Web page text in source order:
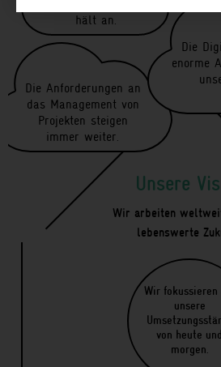
hält an.
Die Anforderungen an
das Management von
Projekten steigen
immer weiter.
Die
enorme
Unsere
Wir arbeiten
lebenswerte
Wir fokussieren
unsere
von heute und
morgen.